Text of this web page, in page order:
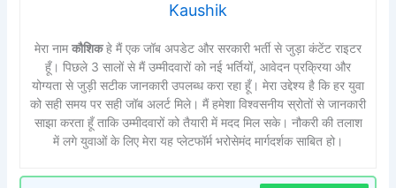
Kaushik
मेरा नामकौशिकहे मैं एक जॉब अपडेट और सरकारी भर्ती से जुड़ा कंटेंट राइटर
हूँ। पिछले 3 सालों से मैं उम्मीदवारों को नई भर्तियों, आवेदन प्रक्रिया और
योग्यता से जुड़ी सटीक जानकारी उपलब्ध करा रहा हूँ। मेरा उद्देश्य है कि हर युवा
को सही समय पर सही जॉब अलर्ट मिले। मैं हमेशा विश्वसनीय स्रोतों से जानकारी
साझा करता हूँ ताकि उम्मीदवारों को तैयारी में मदद मिल सके। नौकरी की तलाश
में लगे युवाओं के लिए मेरा यह प्लेटफॉर्म भरोसेमंद मार्गदर्शक साबित हो।